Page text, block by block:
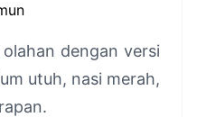
dengan versi
utuh, nasi merah,